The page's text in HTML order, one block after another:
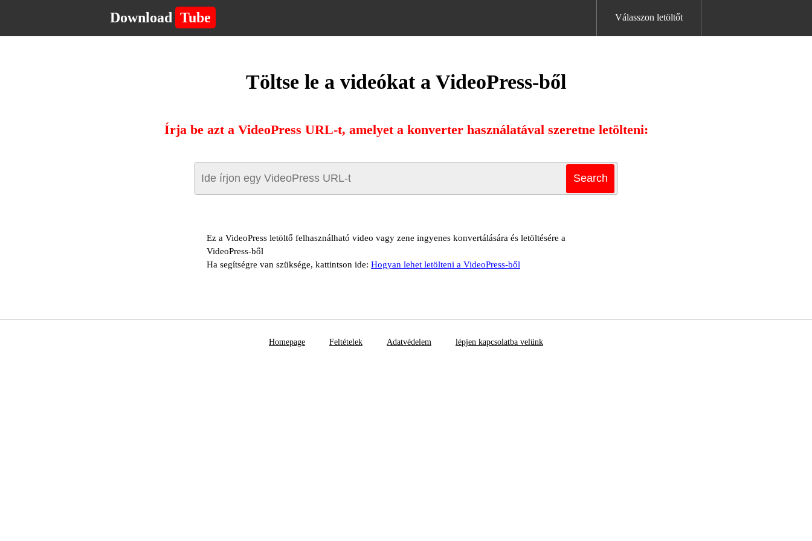
Download Tube Válasszon letöltőt
Töltse le a videókat a VideoPress-ből
Írja be azt a VideoPress URL-t, amelyet a konverter használatával szeretne letölteni:
Ez a VideoPress letöltő felhasználható video vagy zene ingyenes konvertálására és letöltésére a
VideoPress-ből
Ha segítségre van szüksége, kattintson ide: Hogyan lehet letölteni a VideoPress-ből
Homepage Feltételek Adatvédelem lépjen kapcsolatba velünk